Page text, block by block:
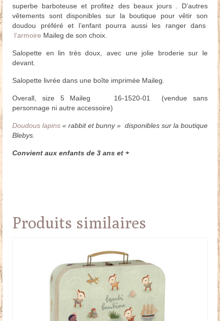
superbe barboteuse et profitez des beaux jours . D’autres
vêtements sont disponibles sur la boutique pour vêtir son
doudou préféré et l’enfant pourra aussi les ranger dans
l’armoire Maileg de son choix.
Salopette en lin très doux, avec une jolie broderie sur le
devant.
Salopette livrée dans une boîte imprimée Maileg.
Overall, size 5 Maileg 16-1520-01 (vendue sans
personnage ni autre accessoire)
Doudous lapins « rabbit et bunny » disponibles sur la boutique
Blebys.
Convient aux enfants de 3 ans et +
Produits similaires